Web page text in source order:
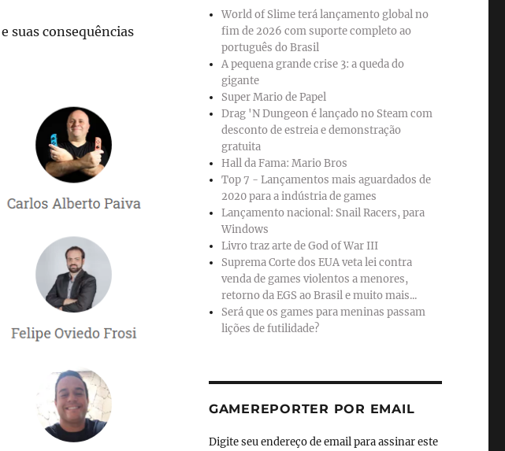
suas consequências
World of Slime terá lançamento global no
fim de 2026 com suporte completo ao
português do Brasil
A pequena grande crise 3: a queda do
gigante
Super Mario de Papel
Drag 'N Dungeon é lançado no Steam com
desconto de estreia e demonstração
gratuita
Hall da Fama: Mario Bros
Top 7 - Lançamentos mais aguardados de
2020 para a indústria de games
Lançamento nacional: Snail Racers, para
Windows
Livro traz arte de God of War III
Suprema Corte dos EUA veta lei contra
venda de games violentos a menores,
retorno da EGS ao Brasil e muito mais...
Será que os games para meninas passam
lições de futilidade?
GAMEREPORTER POR EMAIL
Digite seu endereço de email para assinar este